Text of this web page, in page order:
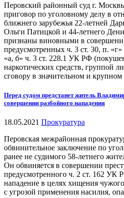
Перовский районный суд г.
приговор по уголовному делу в
ближнего зарубежья 22-летней
Ольги Патицкой и 44-летнего
признаны виновными в
предусмотренных ч. 3 ст. 30, п. «г»
«а, б» ч. 3 ст. 228.1 УК РФ
наркотических средств, группой
сговору в значительном и крупном
Перед судом предстанет житель
совершении разбойного нападения
18.05.2021 Прокуратура
Перовская межрайонная
обвинительное заключение по
ранее не судимого 58-летнего
Он обвиняется в совершении
предусмотренного ч. 2 ст. 162 УК
нападение в целях хищения
с угрозой применения насилия,